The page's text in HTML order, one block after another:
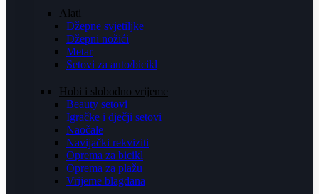
Alati
Džepne svjetiljke
Džepni nožići
Metar
Setovi za auto/bicikl
Hobi i slobodno vrijeme
Beauty setovi
Igračke i dječji setovi
Naočale
Navijački rekviziti
Oprema za bicikl
Oprema za plažu
Vrijeme blagdana